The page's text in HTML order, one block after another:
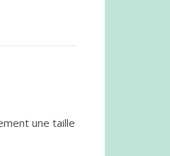
une taille